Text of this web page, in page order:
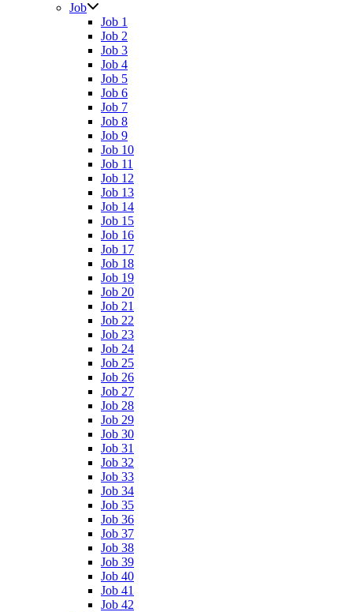
Job
Job 1
Job 2
Job 3
Job 4
Job 5
Job 6
Job 7
Job 8
Job 9
Job 10
Job 11
Job 12
Job 13
Job 14
Job 15
Job 16
Job 17
Job 18
Job 19
Job 20
Job 21
Job 22
Job 23
Job 24
Job 25
Job 26
Job 27
Job 28
Job 29
Job 30
Job 31
Job 32
Job 33
Job 34
Job 35
Job 36
Job 37
Job 38
Job 39
Job 40
Job 41
Job 42